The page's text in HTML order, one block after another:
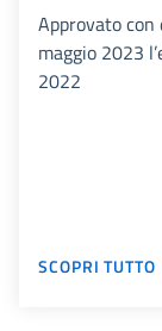
Approvato con
maggio 2023
2022
SCOPRI TUTTO